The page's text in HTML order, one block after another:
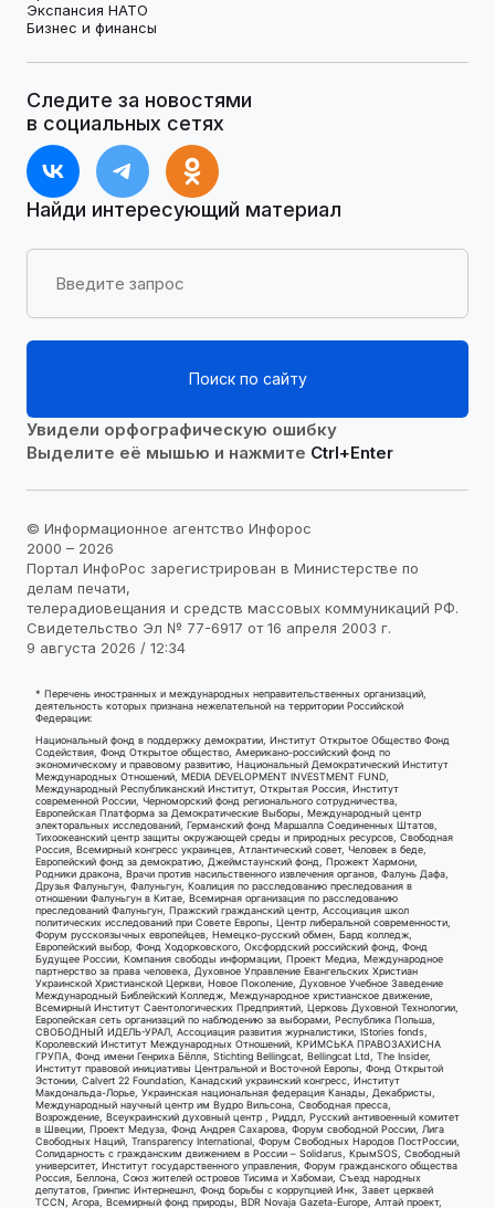
Экспансия НАТО
Бизнес и финансы
Следите за новостями
в социальных сетях
Найди интересующий материал
Поиск по сайту
Увидели орфографическую ошибку
Выделите её мышью и нажмите Ctrl+Enter
© Информационное агентство Инфорос
2000 – 2026
Портал ИнфоРос зарегистрирован в Министерстве по
делам печати,
телерадиовещания и средств массовых коммуникаций РФ.
Свидетельство Эл № 77-6917 от 16 апреля 2003 г.
9 августа 2026 / 12:34